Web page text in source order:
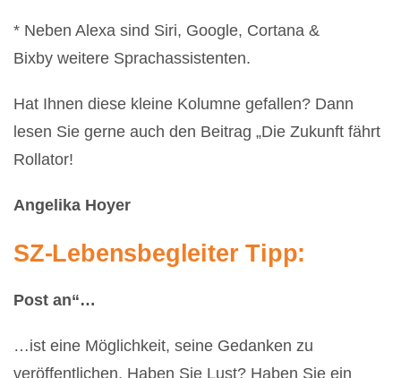
* Neben Alexa sind Siri, Google, Cortana &
Bixby weitere Sprachassistenten.
Hat Ihnen diese kleine Kolumne gefallen? Dann
lesen Sie gerne auch den Beitrag „Die Zukunft fährt
Rollator!
Angelika Hoyer
SZ-Lebensbegleiter Tipp:
Post an“…
…ist eine Möglichkeit, seine Gedanken zu
veröffentlichen. Haben Sie Lust? Haben Sie ein